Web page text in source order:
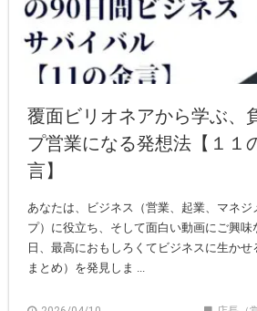
覆面ビリオネアから学ぶ、
プ営業になる発想法【１１
言】
あなたは、ビジネス（営業、起業、マネジ
プ）に役立ち、そして面白い動画にご興味
日、最高におもしろくてビジネスに生か
まとめ）を発見しま ...